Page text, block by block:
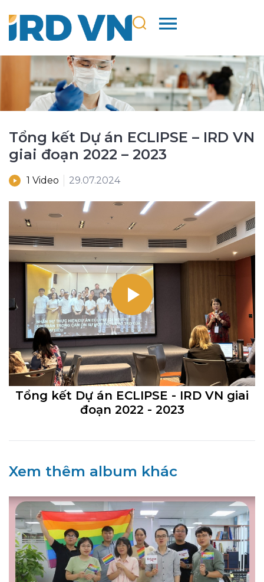
Tổng kết Dự án ECLIPSE – IRD VN
giai đoạn 2022 – 2023
1 Video 29.07.2024
Tổng kết Dự án ECLIPSE - IRD VN giai
đoạn 2022 - 2023
Xem thêm album khác